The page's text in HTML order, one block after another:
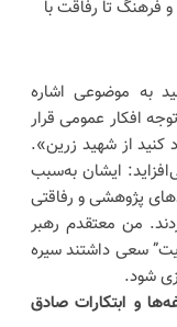
به موضوعی اشاره
افکار عمومی قرار
کنید از شهید زرین».
ایشان به‌سبب
پژوهشی و رفاقتی
من معتقدم رهبر
سعی داشتند سیره
شود.
و ابتکارات صادق